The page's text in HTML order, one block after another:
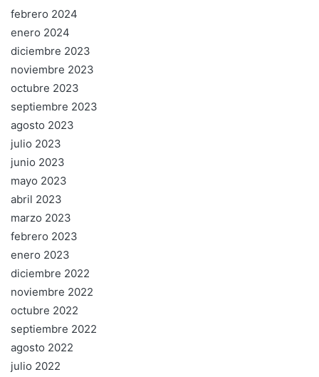
febrero 2024
enero 2024
diciembre 2023
noviembre 2023
octubre 2023
septiembre 2023
agosto 2023
julio 2023
junio 2023
mayo 2023
abril 2023
marzo 2023
febrero 2023
enero 2023
diciembre 2022
noviembre 2022
octubre 2022
septiembre 2022
agosto 2022
julio 2022